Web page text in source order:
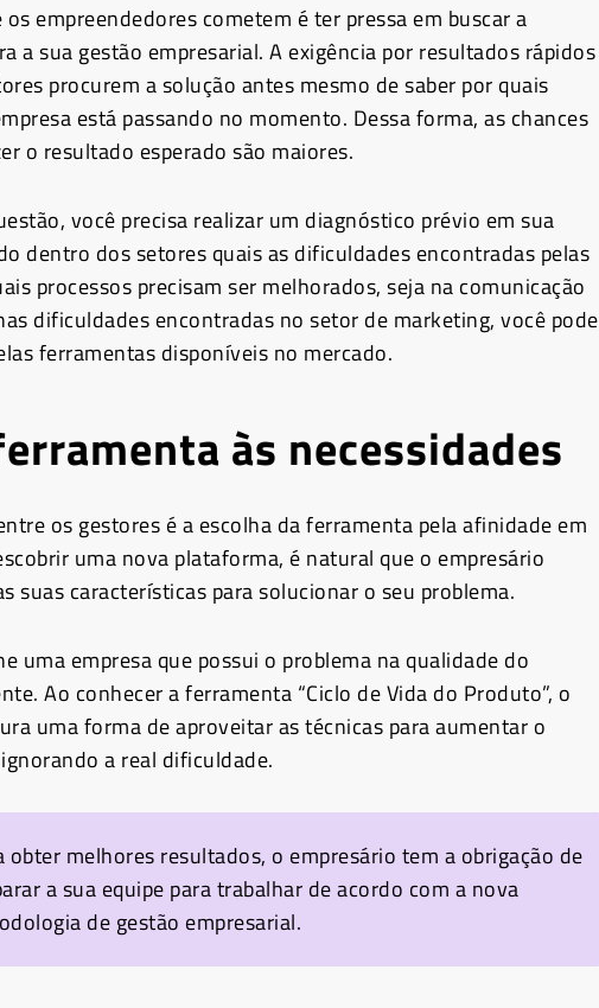
empreendedores cometem é ter pressa em buscar a
a sua gestão empresarial. A exigência por resultados rápidos
procurem a solução antes mesmo de saber por quais
está passando no momento. Dessa forma, as chances
o resultado esperado são maiores.
você precisa realizar um diagnóstico prévio em sua
dentro dos setores quais as dificuldades encontradas pelas
processos precisam ser melhorados, seja na comunicação
dificuldades encontradas no setor de marketing, você pode
ferramentas disponíveis no mercado.
às necessidades
os gestores é a escolha da ferramenta pela afinidade em
uma nova plataforma, é natural que o empresário
suas características para solucionar o seu problema.
uma empresa que possui o problema na qualidade do
Ao conhecer a ferramenta “Ciclo de Vida do Produto”, o
uma forma de aproveitar as técnicas para aumentar o
a real dificuldade.
obter melhores resultados, o empresário tem a obrigação de
a sua equipe para trabalhar de acordo com a nova
de gestão empresarial.